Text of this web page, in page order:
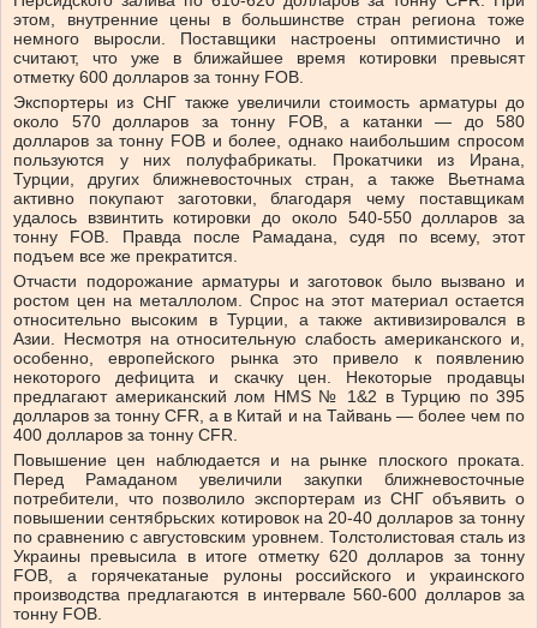
этом, внутренние цены в большинстве стран региона тоже
немного выросли. Поставщики настроены оптимистично и
считают, что уже в ближайшее время котировки превысят
отметку 600 долларов за тонну FOB.
Экспортеры из СНГ также увеличили стоимость арматуры до
около 570 долларов за тонну FOB, а катанки — до 580
долларов за тонну FOB и более, однако наибольшим спросом
пользуются у них полуфабрикаты. Прокатчики из Ирана,
Турции, других ближневосточных стран, а также Вьетнама
активно покупают заготовки, благодаря чему поставщикам
удалось взвинтить котировки до около 540-550 долларов за
тонну FOB. Правда после Рамадана, судя по всему, этот
подъем все же прекратится.
Отчасти подорожание арматуры и заготовок было вызвано и
ростом цен на металлолом. Спрос на этот материал остается
относительно высоким в Турции, а также активизировался в
Азии. Несмотря на относительную слабость американского и,
особенно, европейского рынка это привело к появлению
некоторого дефицита и скачку цен. Некоторые продавцы
предлагают американский лом HMS № 1&2 в Турцию по 395
долларов за тонну CFR, а в Китай и на Тайвань — более чем по
400 долларов за тонну CFR.
Повышение цен наблюдается и на рынке плоского проката.
Перед Рамаданом увеличили закупки ближневосточные
потребители, что позволило экспортерам из СНГ объявить о
повышении сентябрьских котировок на 20-40 долларов за тонну
по сравнению с августовским уровнем. Толстолистовая сталь из
Украины превысила в итоге отметку 620 долларов за тонну
FOB, а горячекатаные рулоны российского и украинского
производства предлагаются в интервале 560-600 долларов за
тонну FOB.